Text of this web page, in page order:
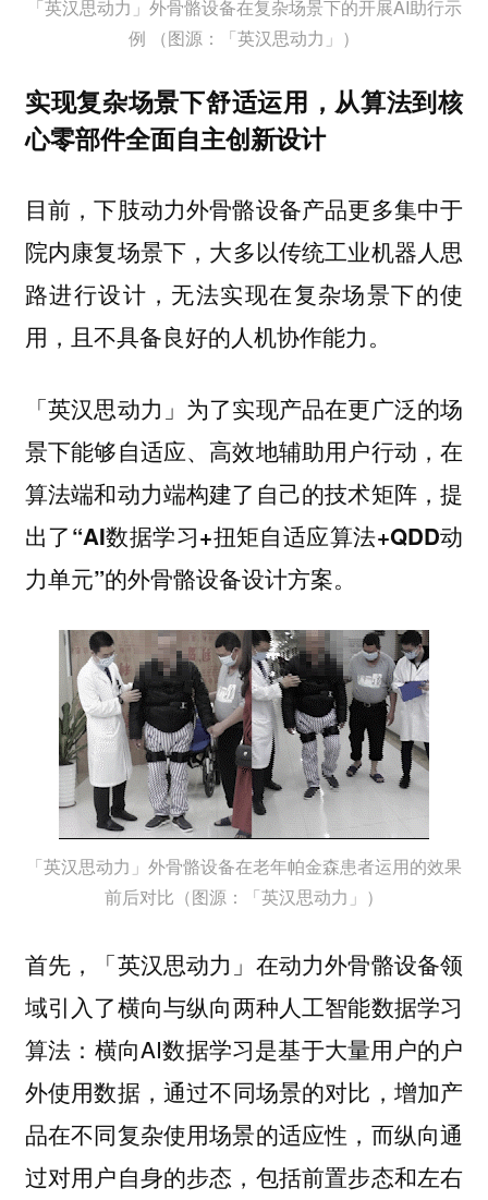
「英汉思动力」外骨骼设备在复杂场景下的开展AI助行示
例 （图源：「英汉思动力」）
实现复杂场景下舒适运用，从算法到核
心零部件全面自主创新设计
目前，下肢动力外骨骼设备产品更多集中于
院内康复场景下， 大多以传统工业机器人思
路进行设计，无法实现在复杂场景下的使
用，且不具备良好的人机协作能力。
「英汉思动力」为了实现产品在更广泛的场
景下能够自适应、高效地辅助用户行动，在
算法端和动力端构建了自己的技术矩阵，提
出了“AI数据学习+扭矩自适应算法+QDD动
力单元”的外骨骼设备设计方案。
「英汉思动力」外骨骼设备在老年帕金森患者运用的效果
前后对比（图源：「英汉思动力」）
首先，「英汉思动力」在动力外骨骼设备领
域引入了横向与纵向两种人工智能数据学习
算法： 横向AI数据学习是基于大量用户的户
外使用数据，通过不同场景的对比，增加产
品在不同复杂使用场景的适应性， 而纵向通
过对用户自身的步态，包括前置步态和左右